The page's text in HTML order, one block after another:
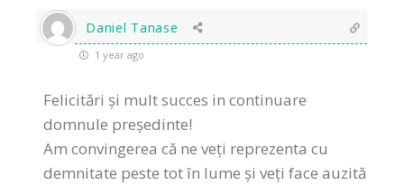
Daniel Tanase
1 year ago
Felicitări și mult succes in continuare
domnule președinte!
Am convingerea că ne veți reprezenta cu
demnitate peste tot în lume și veți face auzită